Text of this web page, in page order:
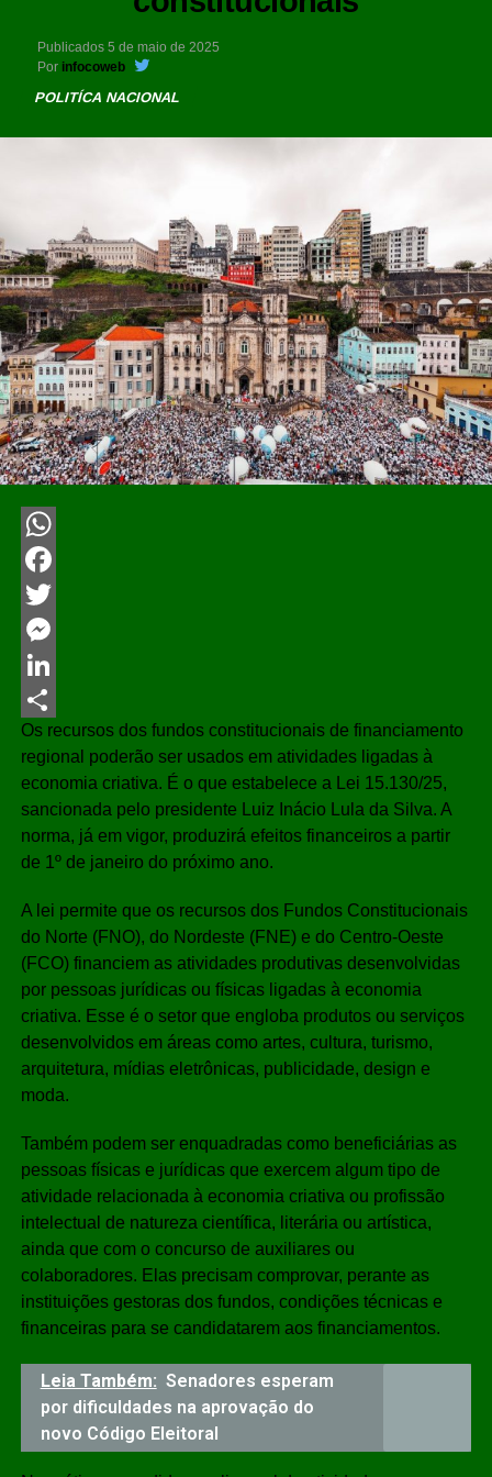
Publicados 5 de maio de 2025
Por infocoweb
POLITÍCA NACIONAL
WhatsApp
Facebook
Twitter
Messenger
LinkedIn
Share
Os recursos dos fundos constitucionais de financiamento
regional poderão ser usados em atividades ligadas à
economia criativa. É o que estabelece a Lei 15.130/25,
sancionada pelo presidente Luiz Inácio Lula da Silva. A
norma, já em vigor, produzirá efeitos financeiros a partir
de 1º de janeiro do próximo ano.
A lei permite que os recursos dos Fundos Constitucionais
do Norte (FNO), do Nordeste (FNE) e do Centro-Oeste
(FCO) financiem as atividades produtivas desenvolvidas
por pessoas jurídicas ou físicas ligadas à economia
criativa. Esse é o setor que engloba produtos ou serviços
desenvolvidos em áreas como artes, cultura, turismo,
arquitetura, mídias eletrônicas, publicidade, design e
moda.
Também podem ser enquadradas como beneficiárias as
pessoas físicas e jurídicas que exercem algum tipo de
atividade relacionada à economia criativa ou profissão
intelectual de natureza científica, literária ou artística,
ainda que com o concurso de auxiliares ou
colaboradores. Elas precisam comprovar, perante as
instituições gestoras dos fundos, condições técnicas e
financeiras para se candidatarem aos financiamentos.
Leia Também: Senadores esperam
por dificuldades na aprovação do
novo Código Eleitoral